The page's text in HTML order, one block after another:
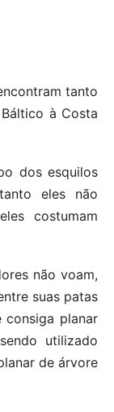
tanto
à Costa
dos esquilos
eles não
costumam
não voam,
suas patas
consiga planar
utilizado
de árvore